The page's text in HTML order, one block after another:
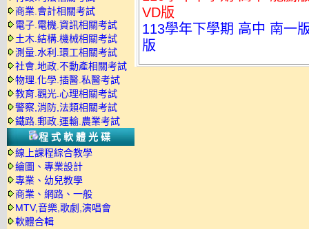
商業.會計相關考試
電子.電機.資訊相關考試
土木.結構.機械相關考試
測量.水利.環工相關考試
社會.地政.不動產相關考試
物理.化學.插醫.私醫考試
教育.觀光.心理相關考試
警察,消防,法類相關考試
鐵路.郵政.運輸.農業考試
程式軟體光碟
線上課程綜合教學
繪圖、專業設計
專業、幼兒教學
商業、網路、一般
MTV,音樂,歌劇,演唱會
軟體合輯
VD版
113學年下學期 高中 南一
版